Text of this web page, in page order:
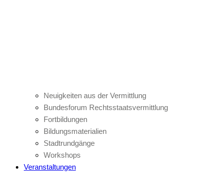
Neuigkeiten aus der Vermittlung
Bundesforum Rechtsstaatsvermittlung
Fortbildungen
Bildungsmaterialien
Stadtrundgänge
Workshops
Veranstaltungen